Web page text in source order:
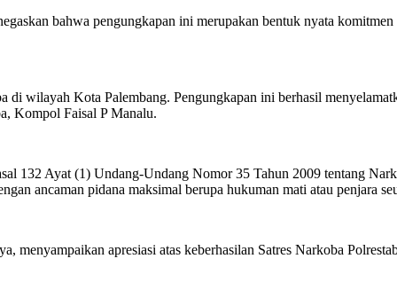
bahwa pengungkapan ini merupakan bentuk nyata
wilayah Kota Palembang. Pengungkapan ini berhasil
Kompol Faisal P Manalu.
132 Ayat (1) Undang-Undang Nomor 35 Tahun 2009 tentang
ancaman pidana maksimal berupa hukuman mati atau penjara
apresiasi atas keberhasilan Satres Narkoba